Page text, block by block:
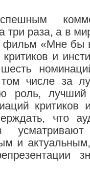
три раза, а в
фильм «Мне бы
и
шесть
том числе за
роль, лучший
критиков
что
и